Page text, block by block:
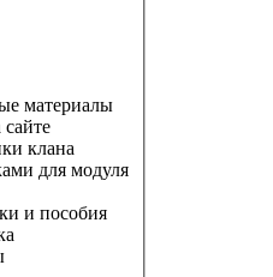
материалы
клана
для модуля
и пособия